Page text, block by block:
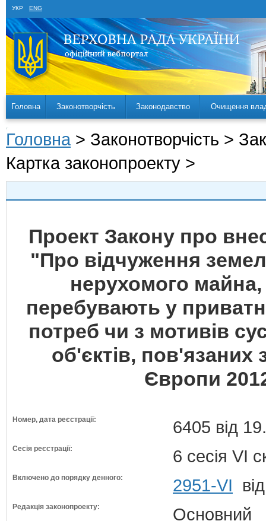
УКР ENG
Головна Законотворчість Законодавство Очищення
Головна > Законотворчість >
Картка законопроекту >
Проект Закону про
"Про відчуження
нерухомого майна,
перебувають у
потреб чи з мотивів
об'єктів,
Європи
Номер, дата реєстрації: 6405 від
Сесія реєстрації: 6 сесія VI
Включено до порядку денного: 2951-VI
Редакція законопроекту: Основний